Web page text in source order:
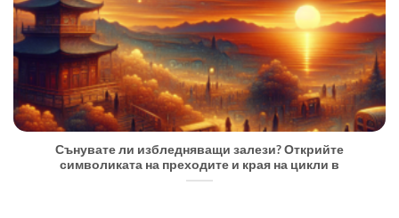
Сънувате ли избледняващи залези? Открийте
символиката на преходите и края на цикли в